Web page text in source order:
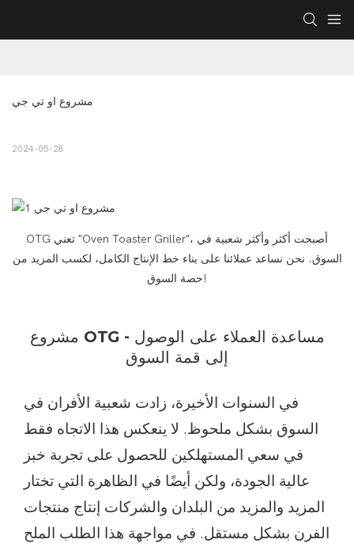
مشروع او تي جي
2024-05-28
OTG تعني "Oven Toaster Griller"، أصبحت أكثر وأكثر شعبية في
السوق. نحن نساعد عملائنا على بناء خط الإنتاج الكامل، لكسب المزيد من
حصة السوق!
مشروع OTG - مساعدة العملاء على الوصول
إلى قمة السوق
في السنوات الأخيرة، زادت شعبية الأفران في
السوق بشكل ملحوظ. لا ينعكس هذا الاتجاه فقط
في سعي المستهلكين للحصول على تجربة خبز
عالية الجودة، ولكن أيضًا في الظاهرة التي تختار
المزيد والمزيد من البلدان والشركات إنتاج منتجات
الفرن بشكل مستقل. في مواجهة هذا الطلب الملح